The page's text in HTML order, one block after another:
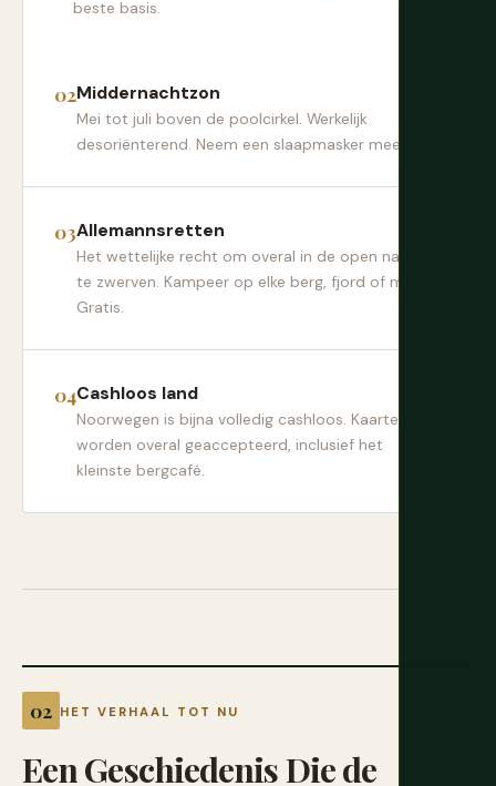
beste basis.
Middernachtzon
Mei tot juli boven de poolcirkel. Werkelijk
desoriënterend. Neem een slaapmasker mee.
Allemannsretten
Het wettelijke recht om overal in de open natuur
te zwerven. Kampeer op elke berg, fjord of meer.
Gratis.
Cashloos land
Noorwegen is bijna volledig cashloos. Kaarten
worden overal geaccepteerd, inclusief het
kleinste bergcafé.
HET VERHAAL TOT NU
EenGeschiedenisDiede